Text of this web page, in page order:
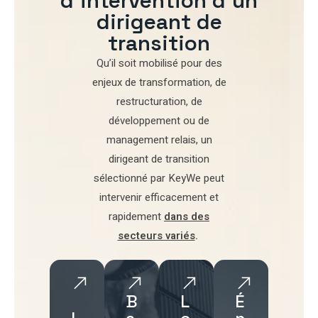
dirigeant de
transition
Qu’il soit mobilisé pourdes
enjeux de transformation, de
restructuration, de
développementou de
management relais, un
dirigeant de transition
sélectionné par KeyWe peut
intervenir efficacement et
rapidement dans des
secteurs variés.
B L É